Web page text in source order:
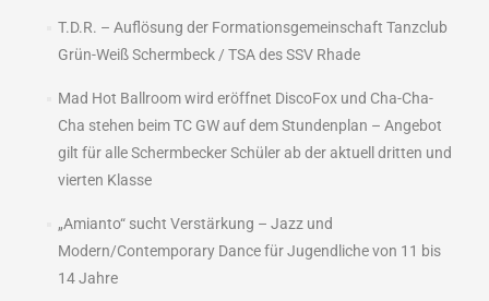
T.D.R. – Auflösung der Formationsgemeinschaft Tanzclub
Grün-Weiß Schermbeck / TSA des SSV Rhade
Mad Hot Ballroom wird eröffnet DiscoFox und Cha-Cha-
Cha stehen beim TC GW auf dem Stundenplan – Angebot
gilt für alle Schermbecker Schüler ab der aktuell dritten und
vierten Klasse
„Amianto“ sucht Verstärkung – Jazz und
Modern/Contemporary Dance für Jugendliche von 11 bis
14 Jahre